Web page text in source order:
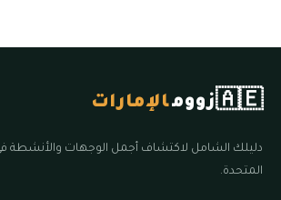
🇦🇪زوومالإمارات
دليلك الشامل لاكتشاف أجمل الوجهات والأنشطة في
المتحدة.